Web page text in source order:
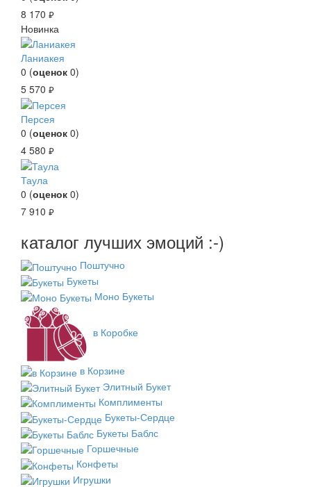
8 170 руб.
Новинка
Ланиакея
0 (оценок 0)
5 570 руб.
Персея
0 (оценок 0)
4 580 руб.
Таула
0 (оценок 0)
7 910 руб.
каталог лучших эмоций :-)
Поштучно
Букеты
Моно Букеты
в Коробке
в Корзине
Элитный Букет
Комплименты
Букеты-Сердце
Букеты Баблс
Горшечные
Конфеты
Игрушки